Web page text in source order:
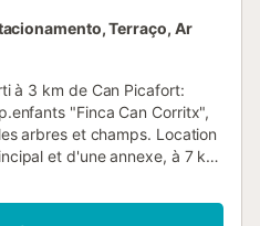
Terraço, Ar
à 3 km de Can Picafort:
"Finca Can Corritx",
arbres et champs. Location
et d'une annexe, à 7 km
tranquille, ensoleillée, à 3
dans la verdure, orientée